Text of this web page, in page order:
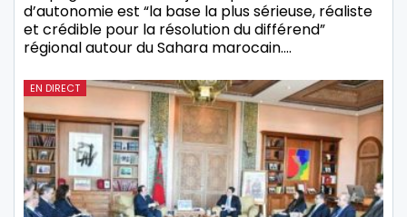
d’autonomie est “la base la plus sérieuse, réaliste
et crédible pour la résolution du différend”
régional autour du Sahara marocain.…
EN DIRECT